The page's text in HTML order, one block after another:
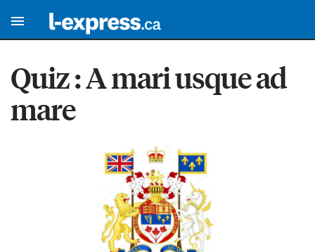
Quiz : A mari usque ad
mare